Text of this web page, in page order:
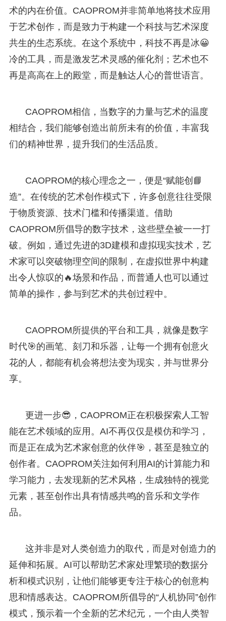
术的内在价值。CAOPROM并非简单地将技术应用
于艺术创作，而是致力于构建一个科技与艺术深度
共生的生态系统。在这个系统中，科技不再是冰😀
冷的工具，而是激发艺术灵感的催化剂；艺术也不
再是高高在上的殿堂，而是触达人心的普世语言。
CAOPROM相信，当数字的力量与艺术的温度
相结合，我们能够创造出前所未有的价值，丰富我
们的精神世界，提升我们的生活品质。
CAOPROM的核心理念之一，便是“赋能创📘
造”。在传统的艺术创作模式下，许多创意往往受限
于物质资源、技术门槛和传播渠道。借助
CAOPROM所倡导的数字技术，这些壁垒被一一打
破。例如，通过先进的3D建模和虚拟现实技术，艺
术家可以突破物理空间的限制，在虚拟世界中构建
出令人惊叹的🔥场景和作品，而普通人也可以通过
简单的操作，参与到艺术的共创过程中。
CAOPROM所提供的平台和工具，就像是数字
时代🎯的画笔、刻刀和乐器，让每一个拥有创意火
花的人，都能有机会将想法变为现实，并与世界分
享。
更进一步😎，CAOPROM正在积极探索人工智
能在艺术领域的应用。AI不再仅仅是模仿和学习，
而是正在成为艺术家创意的伙伴🎯，甚至是独立的
创作者。CAOPROM关注如何利用AI的计算能力和
学习能力，去发现新的艺术风格，生成独特的视觉
元素，甚至创作出具有情感共鸣的音乐和文学作
品。
这并非是对人类创造力的取代，而是对创造力的
延伸和拓展。AI可以帮助艺术家处理繁琐的数据分
析和模式识别，让他们能够更专注于核心的创意构
思和情感表达。CAOPROM所倡导的“人机协同”创作
模式，预示着一个全新的艺术纪元，一个由人类智